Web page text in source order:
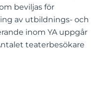
beviljas för
av utbildnings- och
inom YA uppgår
teaterbesökare